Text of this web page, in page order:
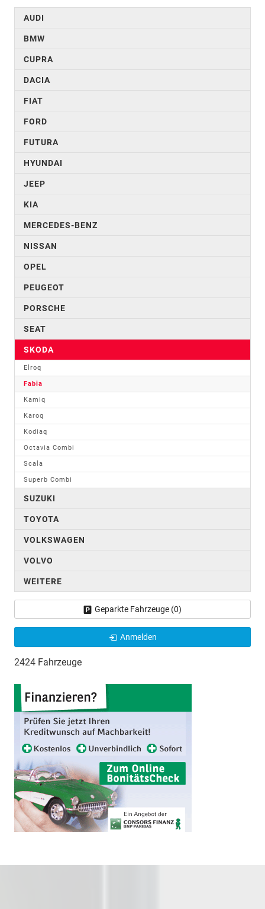
AUDI
BMW
CUPRA
DACIA
FIAT
FORD
FUTURA
HYUNDAI
JEEP
KIA
MERCEDES-BENZ
NISSAN
OPEL
PEUGEOT
PORSCHE
SEAT
SKODA
Elroq
Fabia
Kamiq
Karoq
Kodiaq
Octavia Combi
Scala
Superb Combi
SUZUKI
TOYOTA
VOLKSWAGEN
VOLVO
WEITERE
Geparkte Fahrzeuge (0)
Anmelden
2424 Fahrzeuge